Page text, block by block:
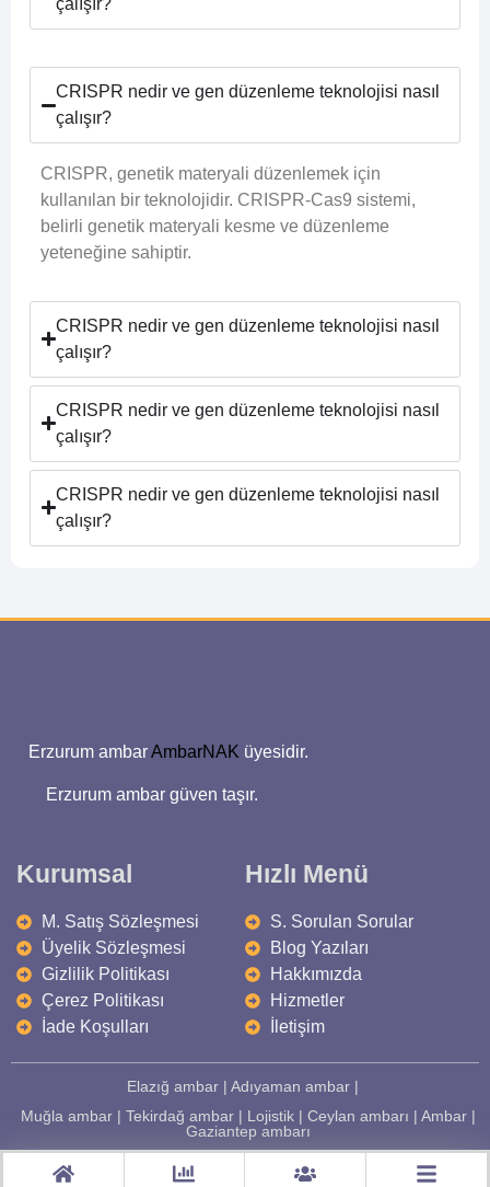
çalışır?
CRISPR nedir ve gen düzenleme teknolojisi nasıl
çalışır?
CRISPR, genetik materyali düzenlemek için
kullanılan bir teknolojidir. CRISPR-Cas9 sistemi,
belirli genetik materyali kesme ve düzenleme
yeteneğine sahiptir.
CRISPR nedir ve gen düzenleme teknolojisi nasıl
çalışır?
CRISPR nedir ve gen düzenleme teknolojisi nasıl
çalışır?
CRISPR nedir ve gen düzenleme teknolojisi nasıl
çalışır?
Erzurum ambarAmbarNAK üyesidir.
Erzurum ambar güven taşır.
Kurumsal
M. Satış Sözleşmesi
Üyelik Sözleşmesi
Gizlilik Politikası
Çerez Politikası
İade Koşulları
Hızlı Menü
S. Sorulan Sorular
Blog Yazıları
Hakkımızda
Hizmetler
İletişim
Elazığ ambar | Adıyaman ambar |
Muğla ambar | Tekirdağ ambar | Lojistik| Ceylan ambarı | Ambar|
Gaziantep ambarı